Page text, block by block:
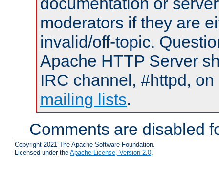
moderators if they are
invalid/off-topic.
Apache HTTP Server
IRC channel, #httpd,
mailing lists.
Comments are disabled
Copyright 2021 The Apache Software Foundation.
Licensed under the Apache License, Version 2.0